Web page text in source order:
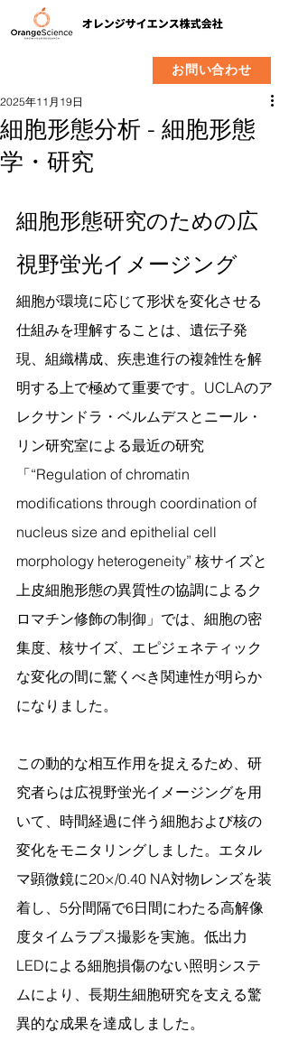
お問い合わせ
細胞形態分析 - 細胞形態
学・研究
2025年11月19日
細胞形態研究のための広
視野蛍光イメージング
細胞が環境に応じて形状を変化させる
仕組みを理解することは、遺伝子発
現、組織構成、疾患進行の複雑性を解
明する上で極めて重要です。UCLAのア
レクサンドラ・ベルムデスとニール・
リン研究室による最近の研究
「“Regulation of chromatin
modifications through coordination of
nucleus size and epithelial cell
morphology heterogeneity” 核サイズと
上皮細胞形態の異質性の協調によるク
ロマチン修飾の制御」では、細胞の密
集度、核サイズ、エピジェネティック
な変化の間に驚くべき関連性が明らか
になりました。
この動的な相互作用を捉えるため、研
究者らは広視野蛍光イメージングを用
いて、時間経過に伴う細胞および核の
変化をモニタリングしました。エタル
マ顕微鏡に20×/0.40 NA対物レンズを装
着し、5分間隔で6日間にわたる高解像
度タイムラプス撮影を実施。低出力
LEDによる細胞損傷のない照明システ
ムにより、長期生細胞研究を支える驚
異的な成果を達成しました。